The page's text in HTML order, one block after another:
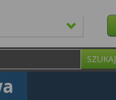
SZUKAJ